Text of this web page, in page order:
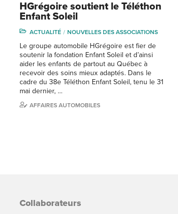
HGrégoire soutient le Téléthon
Enfant Soleil
ACTUALITÉ NOUVELLES DES ASSOCIATIONS
Le groupe automobile HGrégoire est fier de
soutenir la fondation Enfant Soleil et d’ainsi
aider les enfants de partout au Québec à
recevoir des soins mieux adaptés. Dans le
cadre du 38e Téléthon Enfant Soleil, tenu le 31
mai dernier, …
AFFAIRES AUTOMOBILES
Collaborateurs